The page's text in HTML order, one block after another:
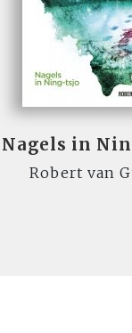
Nagels in
Robert van